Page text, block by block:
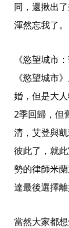
同，還揪出
渾然忘我了。
《慾望城市
《慾望城市
婚，但是大
2季回歸，但
清，艾登與
彼此了，就
勢的律師米
達最後選擇離
當然大家都